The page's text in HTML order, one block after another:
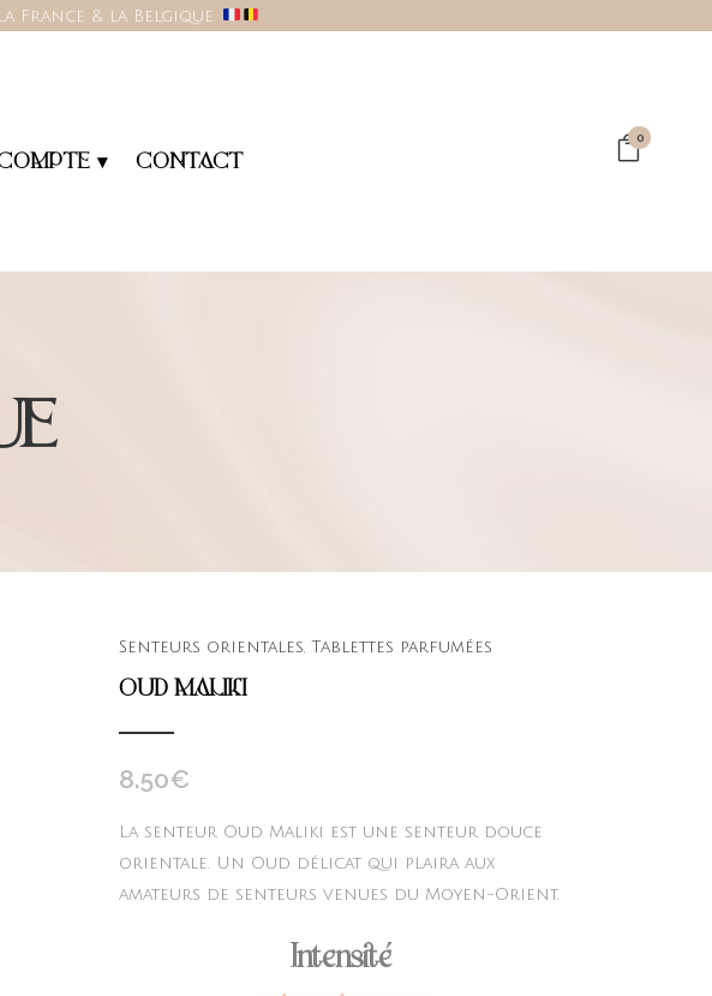
France & la Belgique.
0
▾ CONTACT
Senteurs orientales, Tablettes parfumées
OUD MALIKI
8.50€
La senteur Oud Maliki est une senteur douce
orientale. Un Oud délicat qui plaira aux
amateurs de senteurs venues du Moyen-Orient.
Intensité